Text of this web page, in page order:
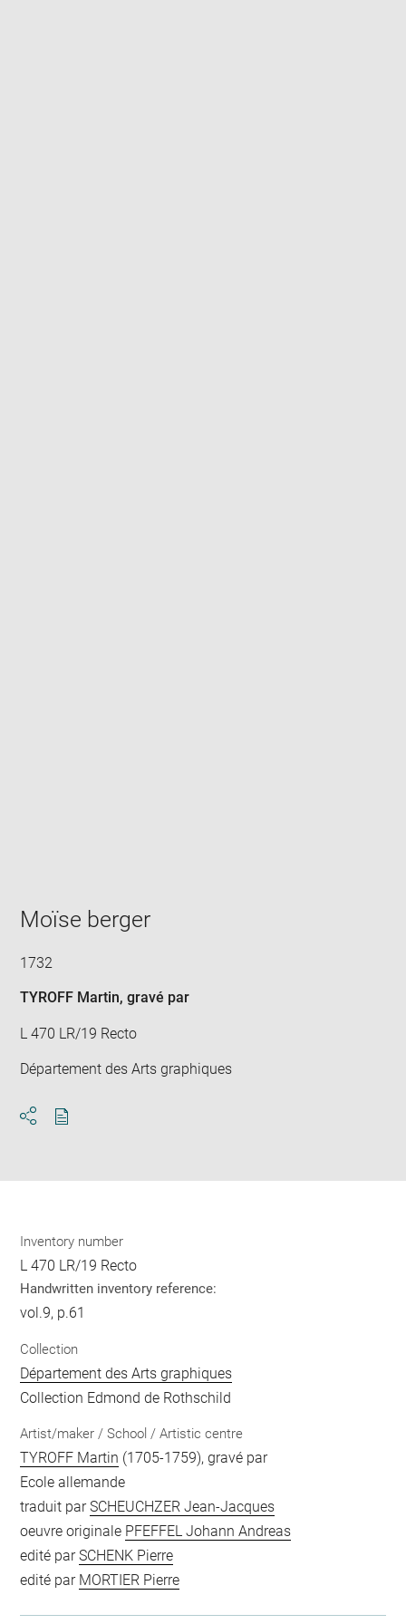
Moïse berger
1732
TYROFF Martin, gravé par
L 470 LR/19 Recto
Département des Arts graphiques
Inventory number
L 470 LR/19 Recto
Handwritten inventory reference:
vol.9, p.61
Collection
Département des Arts graphiques
Collection Edmond de Rothschild
Artist/maker / School / Artistic centre
TYROFF Martin (1705-1759), gravé par
Ecole allemande
traduit parSCHEUCHZER Jean-Jacques
oeuvre originale PFEFFEL Johann Andreas
edité parSCHENK Pierre
edité par MORTIER Pierre